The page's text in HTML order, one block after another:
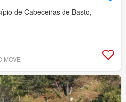
de Cabeceiras de Basto,
MOVE